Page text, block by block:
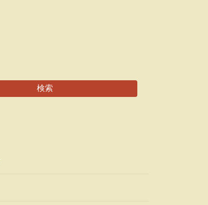
検索